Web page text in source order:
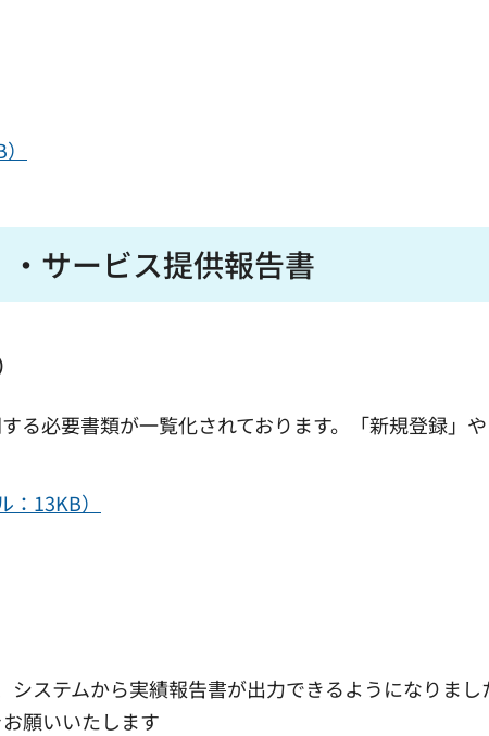
サービス提供報告書
る必要書類が一覧化されております。「新規登録」
13KB）
ステムから実績報告書が出力できるようになりまし
願いいたします